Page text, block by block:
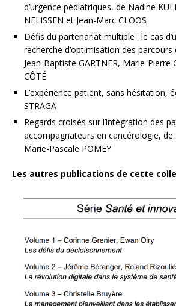
d’urgence pédiatriques, de Nadine
NELISSEN et Jean-Marc CLOOS
Défis du partenariat multiple : le cas
recherche d’optimisation des
Jean-Baptiste GARTNER, Marie-Pierre
CÔTÉ
L’expérience patient, sans hésitation,
STRAGA
Regards croisés sur l’intégration des
accompagnateurs en cancérologie,
Marie-Pascale POMEY
Les autres publications de cette